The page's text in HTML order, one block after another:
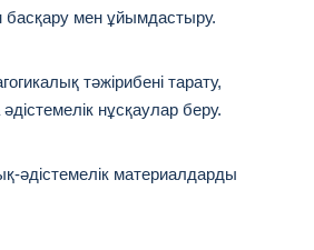
мен ұйымдастыру.
тәжірибені тарату,
әдістемелік нұсқаулар беру.
әдістемелік материалдарды